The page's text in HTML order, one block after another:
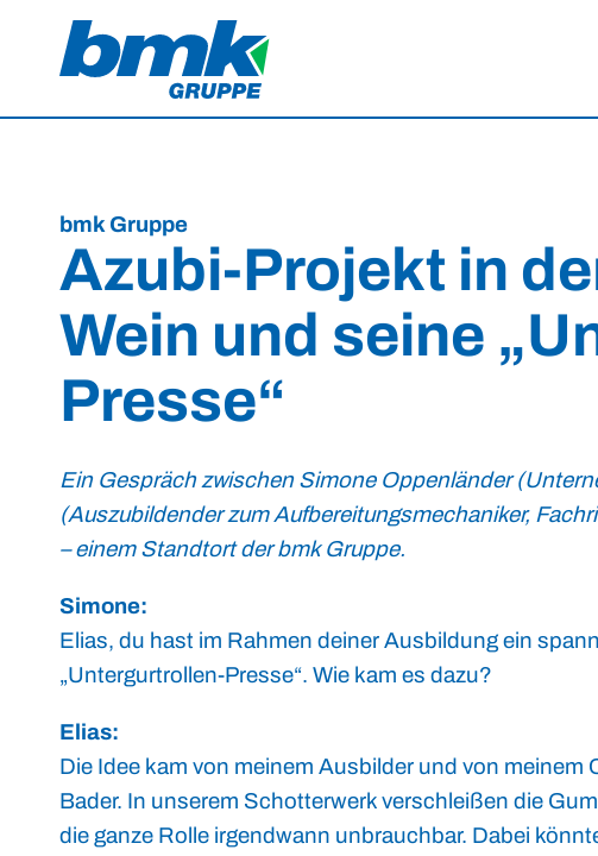
bmk Gruppe
Azubi-Projekt in
Wein und seine „
Presse“
Ein Gespräch zwischen Simone Oppenländer
(Auszubildender zum Aufbereitungsmechaniker,
– einem Standtort der bmk Gruppe.
Simone:
Elias, du hast im Rahmen deiner Ausbildung ein
„Untergurtrollen-Presse“. Wie kam es dazu?
Elias:
Die Idee kam von meinem Ausbilder und von
Bader. In unserem Schotterwerk verschleißen die
die ganze Rolle irgendwann unbrauchbar. Dabei